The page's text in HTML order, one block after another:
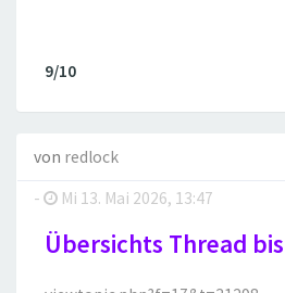
9/10
von redlock
-
Mi 13. Mai 2026, 13:47
Übersichts Thread